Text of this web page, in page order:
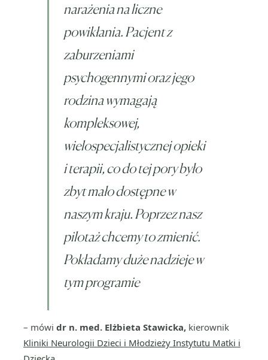
narażenia na liczne
powikłania. Pacjent z
zaburzeniami
psychogennymi oraz jego
rodzina wymagają
kompleksowej,
wielospecjalistycznej opieki
i terapii, co do tej pory było
zbyt mało dostępne w
naszym kraju. Poprzez nasz
pilotaż chcemy to zmienić.
Pokładamy duże nadzieje w
tym programie
– mówi dr n. med. Elżbieta Stawicka, kierownik
Kliniki Neurologii Dzieci i Młodzieży Instytutu Matki i